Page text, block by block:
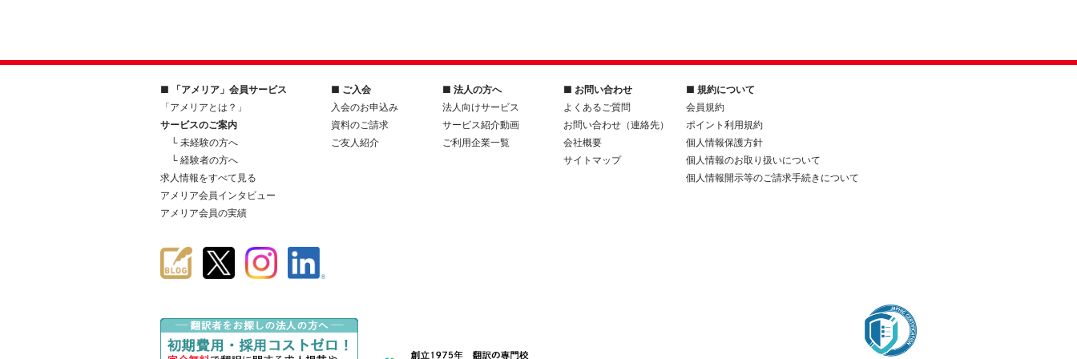
■ 「アメリア」会員サービス
「アメリアとは？」
サービスのご案内
└ 未経験の方へ
└ 経験者の方へ
求人情報をすべて見る
アメリア会員インタビュー
アメリア会員の実績
■ ご入会
入会のお申込み
資料のご請求
ご友人紹介
■ 法人の方へ
法人向けサービス
サービス紹介動画
ご利用企業一覧
■ お問い合わせ
よくあるご質問
お問い合わせ（連絡先）
会社概要
サイトマップ
■ 規約について
会員規約
ポイント利用規約
個人情報保護方針
個人情報のお取り扱いについて
個人情報開示等のご請求手続きについて